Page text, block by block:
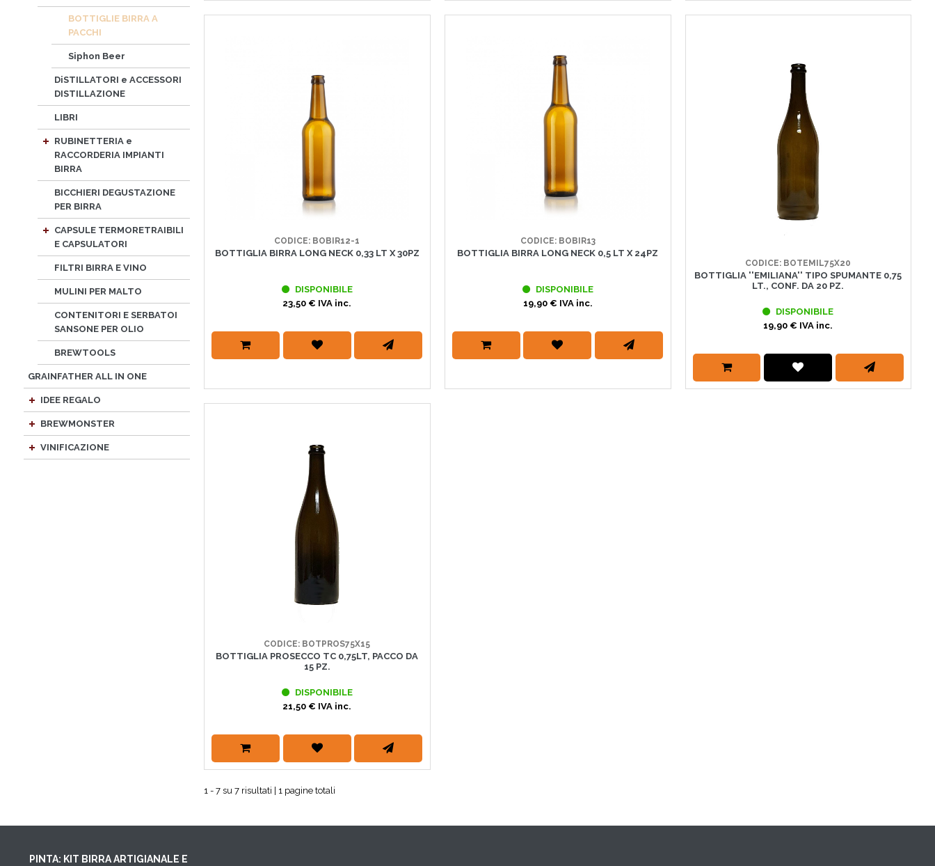
BOTTIGLIE BIRRA A
PACCHI
Siphon Beer
DiSTILLATORI e ACCESSORI
DISTILLAZIONE
LIBRI
RUBINETTERIA e
RACCORDERIA IMPIANTI
BIRRA
BICCHIERI DEGUSTAZIONE
PER BIRRA
CAPSULE TERMORETRAIBILI
E CAPSULATORI
FILTRI BIRRA E VINO
MULINI PER MALTO
CONTENITORI E SERBATOI
SANSONE PER OLIO
BREWTOOLS
GRAINFATHER ALL IN ONE
IDEE REGALO
BREWMONSTER
VINIFICAZIONE
CODICE: BOBIR12-1
BOTTIGLIA BIRRA LONG NECK 0,33 LT X 30PZ
DISPONIBILE
23,50 € IVA inc.
CODICE: BOBIR13
BOTTIGLIA BIRRA LONG NECK 0,5 LT X 24PZ
DISPONIBILE
19,90 € IVA inc.
CODICE: BOTEMIL75X20
BOTTIGLIA ''EMILIANA'' TIPO SPUMANTE 0,75
LT., CONF. DA 20 PZ.
DISPONIBILE
19,90 € IVA inc.
CODICE: BOTPROS75X15
BOTTIGLIA PROSECCO TC 0,75LT, PACCO DA
15 PZ.
DISPONIBILE
21,50 € IVA inc.
1 - 7 su 7 risultati | 1 pagine totali
PINTA: KIT BIRRA ARTIGIANALE E